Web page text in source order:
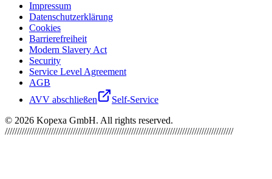
Impressum
Datenschutzerklärung
Cookies
Barrierefreiheit
Modern Slavery Act
Security
Service Level Agreement
AGB
AVV abschließen
Self-Service
© 2026 Kopexa GmbH. All rights reserved.
//////////////////////////////////////////////////////////////////////////////////////////////